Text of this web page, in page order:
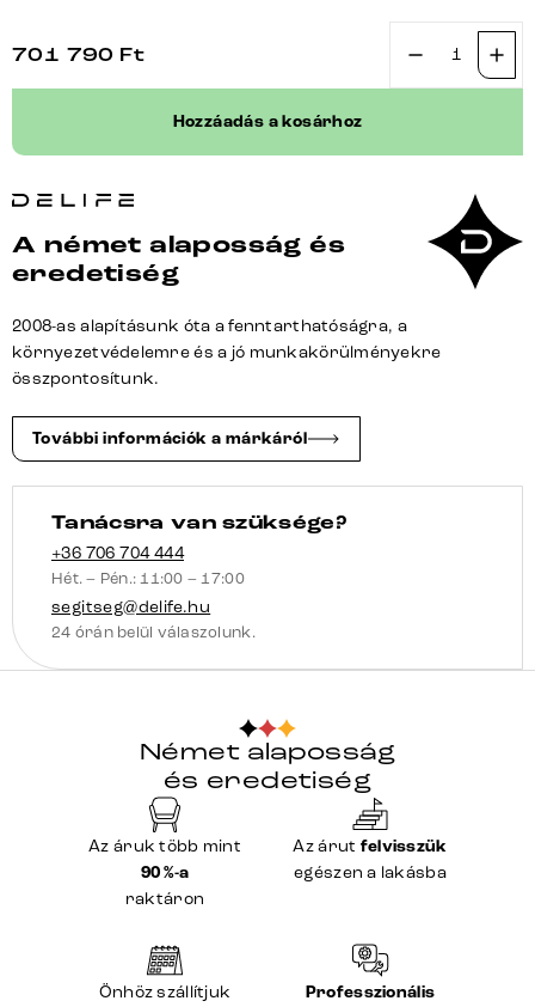
701 790 Ft
Étkezőpad
285x190
bouclé
krémfehér
kereszt
szögletes
fekete
Hozzáadás a kosárhoz
A német alaposság és
eredetiség
2008-as alapításunk óta a fenntarthatóságra, a
környezetvédelemre és a jó munkakörülményekre
összpontosítunk.
További információk a márkáról
Tanácsra van szüksége?
+36 706 704 444
Hét. – Pén.: 11:00 – 17:00
segitseg@delife.hu
24 órán belül válaszolunk.
Német alaposság
és eredetiség
Az áruk több mint
90 %-a
raktáron
Az árut felvisszük
egészen a lakásba
Önhöz szállítjuk Professzionális